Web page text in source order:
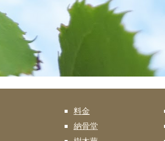
料金
納骨堂